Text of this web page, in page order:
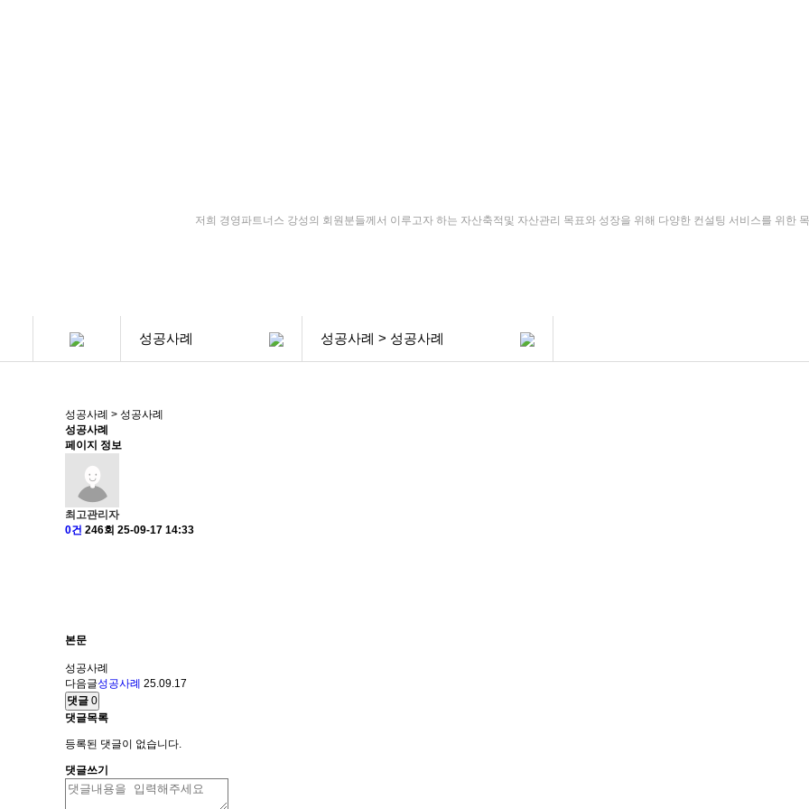
저희 경영파트너스 강성의 회원분들께서 이루고자 하는 자산축적및 자산관리 목표와 성장을 위해 다양한 컨설팅 서비스를 위한
성공사례 성공사례 > 성공사례
성공사례 > 성공사례
성공사례
페이지 정보
최고관리자
0건 246회 25-09-17 14:33
본문
성공사례
다음글성공사례 25.09.17
댓글 0
댓글목록
등록된 댓글이 없습니다.
댓글쓰기